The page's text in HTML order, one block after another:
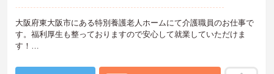
大阪府東大阪市にある特別養護老人ホームにて介護職員のお仕事で
す。福利厚生も整っておりますので安心して就業していただけま
す！
たしますのでお気軽にご相談ください。